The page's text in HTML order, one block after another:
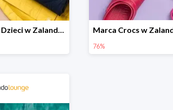
Marka Barbour Dzieci w Zalando Lounge do -70%
76%